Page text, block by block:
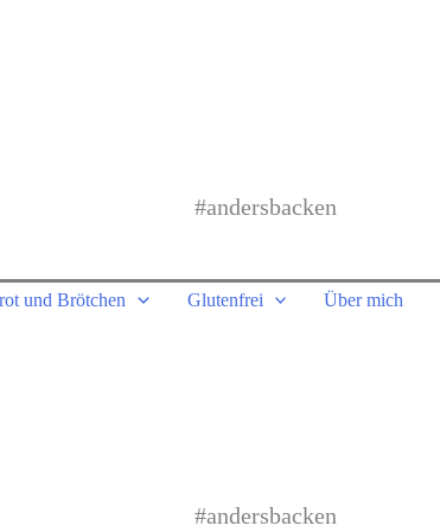
#andersbacken
und Brötchen Glutenfrei Über mich
#andersbacken